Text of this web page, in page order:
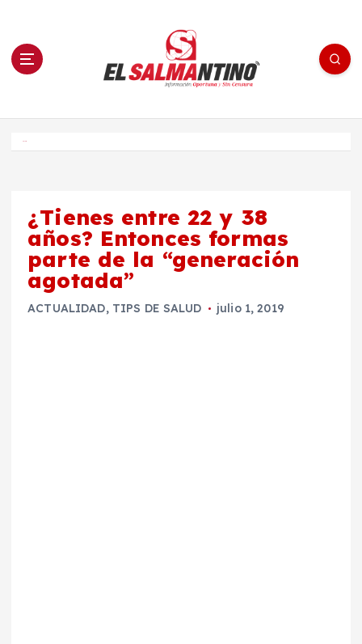
n El Salmantino - medios/noticias/editorial
¿Tienes entre 22 y 38
años? Entonces formas
parte de la “generación
agotada”
ACTUALIDAD, TIPS DE SALUD julio 1, 2019